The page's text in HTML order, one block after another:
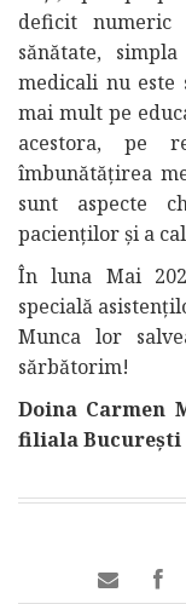
deficit
sănătate,
medicali nu este
mai mult pe
acestora, pe
îmbunătățirea
sunt aspecte
pacienților și a
În luna Mai
specială
Munca lor
sărbătorim!
Doina Carmen
filiala București